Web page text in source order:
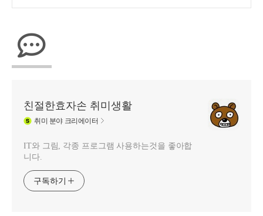
친절한효자손 취미생활
취미 분야 크리에이터
IT와 그림, 각종 프로그램 사용하는것을 좋아합
니다.
구독하기